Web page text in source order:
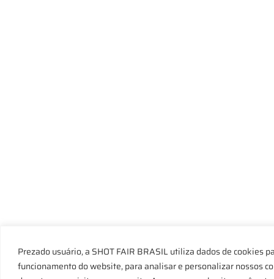
Prezado usuário, a SHOT FAIR BRASIL utiliza dados de cookies
funcionamento do website, para analisar e personalizar nossos